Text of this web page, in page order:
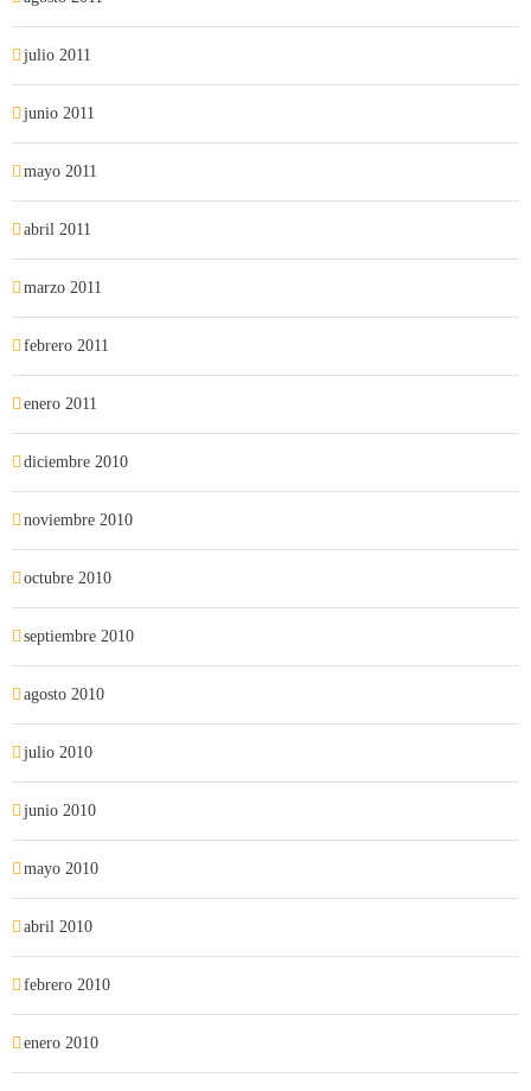
julio 2011
junio 2011
mayo 2011
abril 2011
marzo 2011
febrero 2011
enero 2011
diciembre 2010
noviembre 2010
octubre 2010
septiembre 2010
agosto 2010
julio 2010
junio 2010
mayo 2010
abril 2010
febrero 2010
enero 2010